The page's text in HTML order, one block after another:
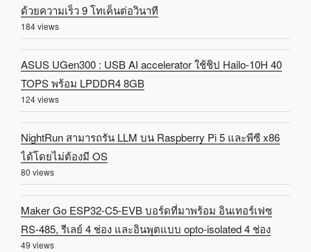
ด้วยความเร็ว 9 โทเค็นต่อวินาที
184 views
ASUS UGen300 : USB AI accelerator ใช้ชิป Hailo-10H 40
TOPS พร้อม LPDDR4 8GB
124 views
NightRun สามารถรัน LLM บน Raspberry Pi 5 และพีซี x86
ได้โดยไม่ต้องมี OS
80 views
Maker Go ESP32-C5-EVB บอร์ดที่มาพร้อม อินเทอร์เฟซ
RS-485, รีเลย์ 4 ช่อง และอินพุตแบบ opto-isolated 4 ช่อง
49 views